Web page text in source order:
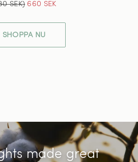
SEK) 660 SEK
SHOPPA NU
made great